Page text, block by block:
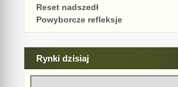
Reset nadszedł
Powyborcze refleksje
Rynki dzisiaj